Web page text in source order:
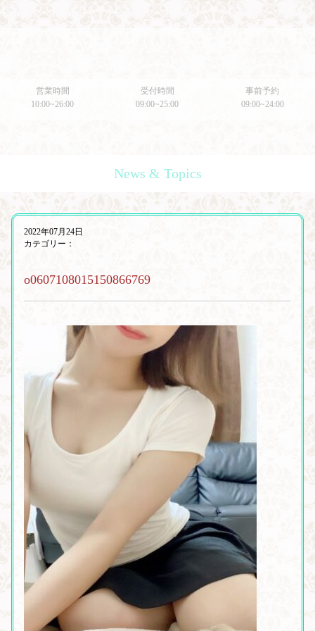
営業時間
10:00~26:00
受付時間
09:00~25:00
事前予約
09:00~24:00
News & Topics
2022年07月24日
カテゴリー：
o0607108015150866769